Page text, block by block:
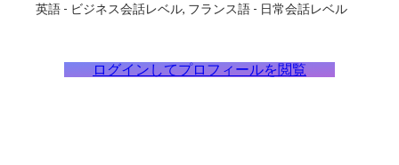
英語 - ビジネス会話レベル フランス語 - 日常会話レベル
ログインしてプロフィールを閲覧